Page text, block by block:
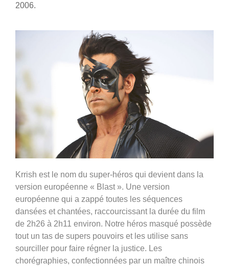
2006.
Krrish est le nom du super-héros qui devient dans la
version européenne « Blast ». Une version
européenne qui a zappé toutes les séquences
dansées et chantées, raccourcissant la durée du film
de 2h26 à 2h11 environ. Notre héros masqué possède
tout un tas de supers pouvoirs et les utilise sans
sourciller pour faire régner la justice. Les
chorégraphies, confectionnées par un maître chinois